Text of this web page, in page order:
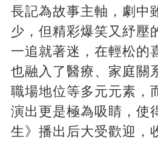
長記為故事主軸，劇中
少，但精彩爆笑又紓壓
一追就著迷，在輕松的
也融入了醫療、家庭關
職場地位等多元元素，
演出更是極為吸睛，使
生》播出后大受歡迎，